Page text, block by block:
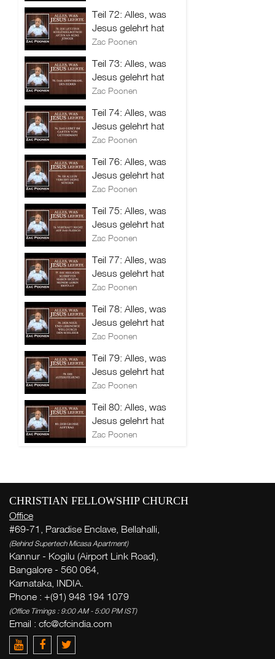
Teil 72: Alles, was
Jesus gelehrt hat
Zac Poonen
Teil 73: Alles, was
Jesus gelehrt hat
Zac Poonen
Teil 74: Alles, was
Jesus gelehrt hat
Zac Poonen
Teil 76: Alles, was
Jesus gelehrt hat
Zac Poonen
Teil 75: Alles, was
Jesus gelehrt hat
Zac Poonen
Teil 77: Alles, was
Jesus gelehrt hat
Zac Poonen
Teil 78: Alles, was
Jesus gelehrt hat
Zac Poonen
Teil 79: Alles, was
Jesus gelehrt hat
Zac Poonen
Teil 80: Alles, was
Jesus gelehrt hat
Zac Poonen
CHRISTIAN FELLOWSHIP CHURCH
Office
#69-71, Paradise Enclave, Bellahalli,
(Behind Supertech Micasa Apartment)
Kannur - Kogilu (Airport Link Road),
Bangalore - 560 064,
Karnataka, INDIA.
Phone : +(91) 948 194 1079
(Office Timings : 9:00 AM - 5:00 PM IST)
Email : cfc@cfcindia.com